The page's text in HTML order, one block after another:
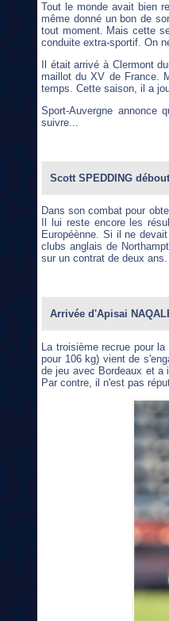
Tout le monde avait bien
même donné un bon de
tout moment. Mais cette
conduite extra-sportif. On
Il était arrivé à Clermont
maillot du XV de France.
temps. Cette saison, il a
Sport-Auvergne annonce
suivre...
Scott SPEDDING
Dans son combat pour
Il lui reste encore les
Européènne. Si il ne
clubs anglais de
sur un contrat de deux ans.
Arrivée d'Apisai
La troisième recrue pour
pour 106 kg) vient de
de jeu avec Bordeaux et a
Par contre, il n'est pas